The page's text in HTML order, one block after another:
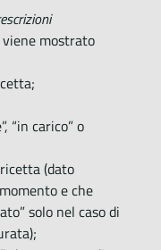
mostrato
“in carico” o
(dato
e che
solo nel caso di